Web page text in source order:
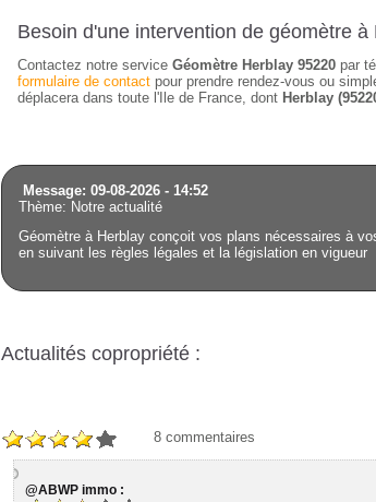
Besoin d'une intervention de géomètre à
Contactez notre service Géomètre Herblay 95220 par
formulaire de contact pour prendre rendez-vous ou
déplacera dans toute l'Ile de France, dont Herblay
Message: 09-08-2026 - 14:52
Thème: Notre actualité
Géomètre à Herblay conçoit vos plans nécessaires à
en suivant les règles légales et la législation en vigueur
Actualités copropriété :
8 commentaires
@ABWP immo :